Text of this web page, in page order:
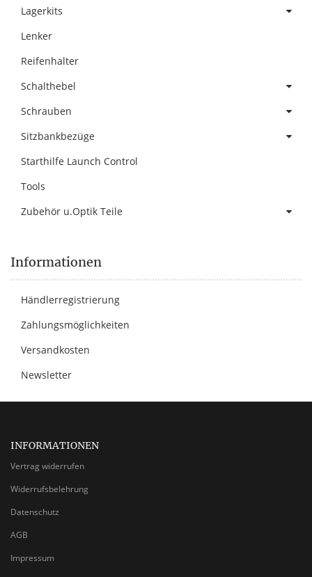
Lagerkits
Lenker
Reifenhalter
Schalthebel
Schrauben
Sitzbankbezüge
Starthilfe Launch Control
Tools
Zubehör u.Optik Teile
Informationen
Händlerregistrierung
Zahlungsmöglichkeiten
Versandkosten
Newsletter
INFORMATIONEN
Vertrag widerrufen
Widerrufsbelehrung
Datenschutz
AGB
Impressum